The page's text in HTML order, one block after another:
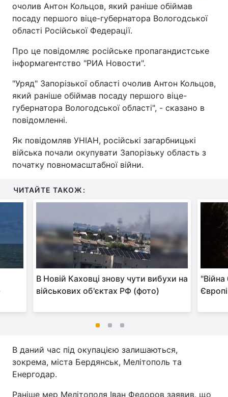
очолив Антон Кольцов, який раніше обіймав
посаду першого віце-губернатора Вологодської
області Російської Федерації.
Про це повідомляє російське пропагандистське
інформагентство "РИА Новости".
"Уряд" Запорізької області очолив Антон Кольцов,
який раніше обіймав посаду першого віце-
губернатора Вологодської області", - сказано в
повідомленні.
Як повідомляв УНІАН, російські загарбницькі
війська почали окупувати Запорізьку область з
початку повномасштабної війни.
ЧИТАЙТЕ ТАКОЖ:
В Новій Каховці знову чути вибухи на
військових об'єктах РФ (фото)
В даний час під окупацією залишаються,
зокрема, міста Бердянськ, Мелітополь та
Енергодар.
Раніше мер Мелітополя Іван Федоров заявив, що